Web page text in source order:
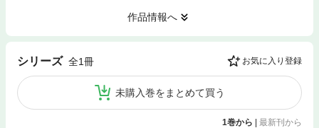
作品情報へ
シリーズ 全1冊 お気に入り登録
未購入巻をまとめて買う
1巻から | 最新刊から